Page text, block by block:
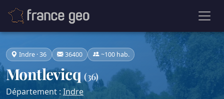
Indre · 36 36400 ~100 hab.
Montlevicq(36)
Département : Indre